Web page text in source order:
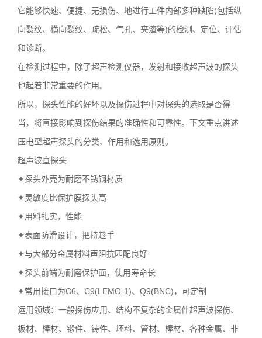
它能够快速、便捷、无损伤、地进行工件内部多种缺陷(包括纵
向裂纹、横向裂纹、疏松、气孔、夹渣等)的检测、定位、评估
和诊断。
在检测过程中，除了超声检测仪器，发射和接收超声波的探头
也起着非常重要的作用。
所以，探头性能的好坏以及探伤过程中对探头的选取是否得
当，将直接影响到探伤结果的准确性和可靠性。下文重点讲述
压电型超声探头的分类、作用和选用原则。
超声波直探头
✦探头外壳为耐磨不锈钢材质
✦灵敏度比保护膜探头高
✦用料扎实，性能
✦表面防滑设计，把持趁手
✦与大部分金属材料声阻抗匹配良好
✦探头前端为耐磨保护面，使用寿命长
✦常用接口为C6、C9(LEMO-1)、Q9(BNC)，可定制
运用领域：一般探伤应用、结构不复杂的金属件超声波探伤、
板材、棒材、锻件、铸件、坯料、管材、棒材、各种金属、非